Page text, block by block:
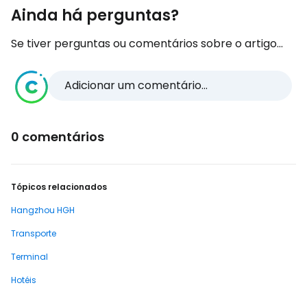
Ainda há perguntas?
Se tiver perguntas ou comentários sobre o artigo...
Adicionar um comentário...
0 comentários
Tópicos relacionados
Hangzhou HGH
Transporte
Terminal
Hotéis